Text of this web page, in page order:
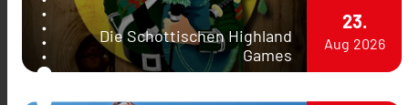
Die Schottischen Highland
Games
23.
Aug 2026